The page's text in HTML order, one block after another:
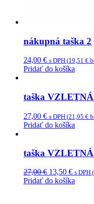
nákupná taška 2
24,00 € s DPH (19,51 €
Pridať do košíka
taška VZLETNÁ
27,00 € s DPH (21,95 €
Pridať do košíka
taška VZLETNÁ
27,00€ Original
price
13,50 €
price
s DPH (
Pridať do košíka